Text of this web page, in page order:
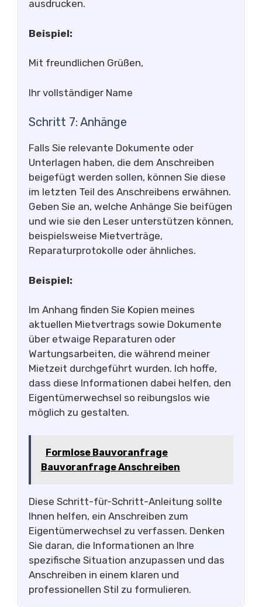
ausdrucken.
Beispiel:
Mit freundlichen Grüßen,
Ihr vollständiger Name
Schritt 7: Anhänge
Falls Sie relevante Dokumente oder
Unterlagen haben, die dem Anschreiben
beigefügt werden sollen, können Sie diese
im letzten Teil des Anschreibens erwähnen.
Geben Sie an, welche Anhänge Sie beifügen
und wie sie den Leser unterstützen können,
beispielsweise Mietverträge,
Reparaturprotokolle oder ähnliches.
Beispiel:
Im Anhang finden Sie Kopien meines
aktuellen Mietvertrags sowie Dokumente
über etwaige Reparaturen oder
Wartungsarbeiten, die während meiner
Mietzeit durchgeführt wurden. Ich hoffe,
dass diese Informationen dabei helfen, den
Eigentümerwechsel so reibungslos wie
möglich zu gestalten.
Formlose Bauvoranfrage
Bauvoranfrage Anschreiben
Diese Schritt-für-Schritt-Anleitung sollte
Ihnen helfen, ein Anschreiben zum
Eigentümerwechsel zu verfassen. Denken
Sie daran, die Informationen an Ihre
spezifische Situation anzupassen und das
Anschreiben in einem klaren und
professionellen Stil zu formulieren.